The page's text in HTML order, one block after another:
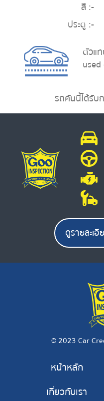
สี :-
ประตู :-
ตัวแ
used
รถคันนี้ได้รับ
ดูรายละเ
© 2023 Car
หน้าหลัก
เกี่ยวกับเรา